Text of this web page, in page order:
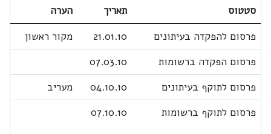
סטטוס תאריך
הערה
פרסום להפקדה בעיתונים
21.01.10
מקור ראשון
פרסום הפקדה ברשומות
07.03.10
פרסום לתוקף בעיתונים
04.10.10
מעריב
פרסום לתוקף ברשומות
07.10.10